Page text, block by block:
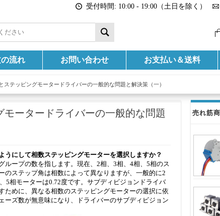
受付時間: 10:00 - 19:00（土日を除く）
流れ お問い合わせ お支払い＆送料
ステッピングモータードライバーの一般的な問題と解決策（一）
売れ筋
ータードライバーの一般的な問題
うにして相数ステッピングモーターを選択しますか？
ープの数を指します。現在、2相、3相、4相、5相のス
ステップ角は相数によって異なりますが、一般的に2
5相モーターは0.72度です。サブディビジョンドライバ
めに、異なる相数のステッピングモーターの選択に依
ズ数が無意味になり、ドライバーのサブディビジョン